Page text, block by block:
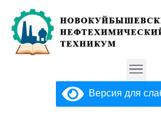
Версия для